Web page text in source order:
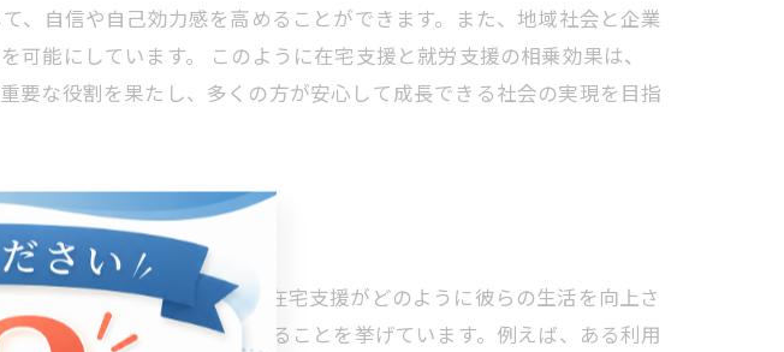
、自信や自己効力感を高めることができます。また、地域社会と企業
能にしています。 このように在宅支援と就労支援の相乗効果は、
要な役割を果たし、多くの方が安心して成長できる社会の実現を目指
の利用者の声を通じて、在宅支援がどのように彼らの生活を向上さ
ペースで学びや作業ができることを挙げています。例えば、ある利用